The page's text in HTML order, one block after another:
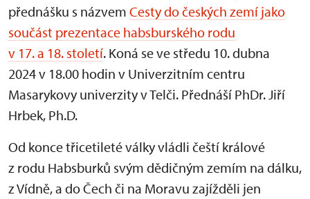
přednášku s názvem Cesty do českých zemí jako
součást prezentace habsburského rodu
v 17. a 18. století. Koná se ve středu 10. dubna
2024 v 18.00 hodin v Univerzitním centru
Masarykovy univerzity v Telči. Přednáší PhDr. Jiří
Hrbek, Ph.D.
Od konce třicetileté války vládli čeští králové
z rodu Habsburků svým dědičným zemím na dálku,
z Vídně, a do Čech či na Moravu zajížděli jen